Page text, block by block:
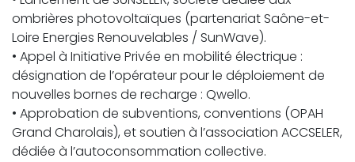
ombrières photovoltaïques (partenariat Saône-et-
Loire Energies Renouvelables / SunWave).
• Appel à Initiative Privée en mobilité électrique :
désignation de l’opérateur pour le déploiement de
nouvelles bornes de recharge : Qwello.
• Approbation de subventions, conventions (OPAH
Grand Charolais), et soutien à l’association ACCSELER,
dédiée à l’autoconsommation collective.